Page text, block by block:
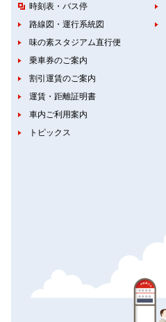
時刻表・バス停
路線図・運行系統図
味の素スタジアム直行便
乗車券のご案内
割引運賃のご案内
運賃・距離証明書
車内ご利用案内
トピックス